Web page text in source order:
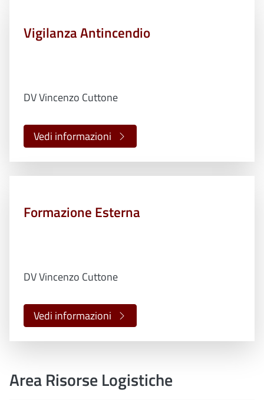
Vigilanza Antincendio
DV Vincenzo Cuttone
Vedi informazioni
Formazione Esterna
DV Vincenzo Cuttone
Vedi informazioni
Area Risorse Logistiche